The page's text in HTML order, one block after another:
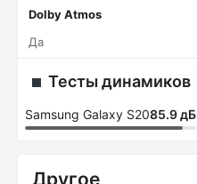
Dolby Atmos
Да
Тесты динамиков
Samsung Galaxy S2085.9 дБ
Другое